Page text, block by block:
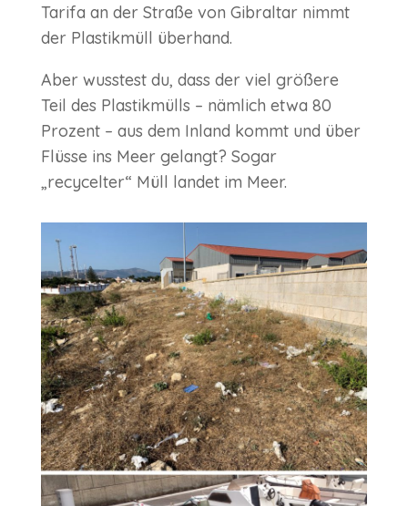
Tarifa an der Straße von Gibraltar nimmt
der Plastikmüll überhand.
Aber wusstest du, dass der viel größere
Teil des Plastikmülls – nämlich etwa 80
Prozent – aus dem Inland kommt und über
Flüsse ins Meer gelangt? Sogar
„recycelter“ Müll landet im Meer.